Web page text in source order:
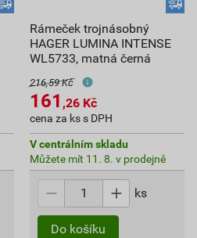
Rámeček trojnásobný
HAGER LUMINA INTENSE
WL5733, matná černá
216,59 Kč
161 ,26 Kč
cena za ks s DPH
V centrálním skladu
Můžete mít 11. 8. v prodejně
ks
Do košíku